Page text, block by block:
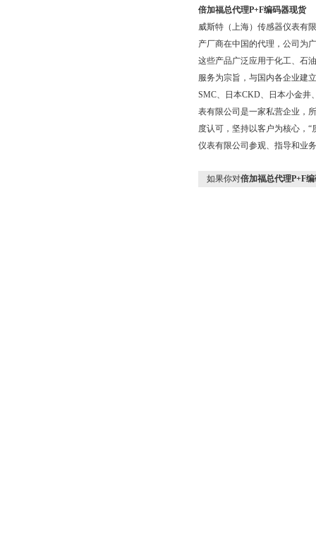
倍加福总代理P+F编码器现货
威斯特（上海）传感器仪表有
产厂商在中国的代理，公司为
这些产品广泛应用于化工、石
服务为宗旨，与国内各企业建
SMC、日本CKD、日本小金井
表有限公司是一家私营企业，
度认可，坚持以客户为核心，
仪表有限公司参观、指导和业
如果你对倍加福总代理P+F